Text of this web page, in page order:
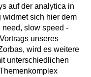
auf der analytica in
widmet sich hier dem
slow speed -
unseres
wird es weitere
unterschiedlichen